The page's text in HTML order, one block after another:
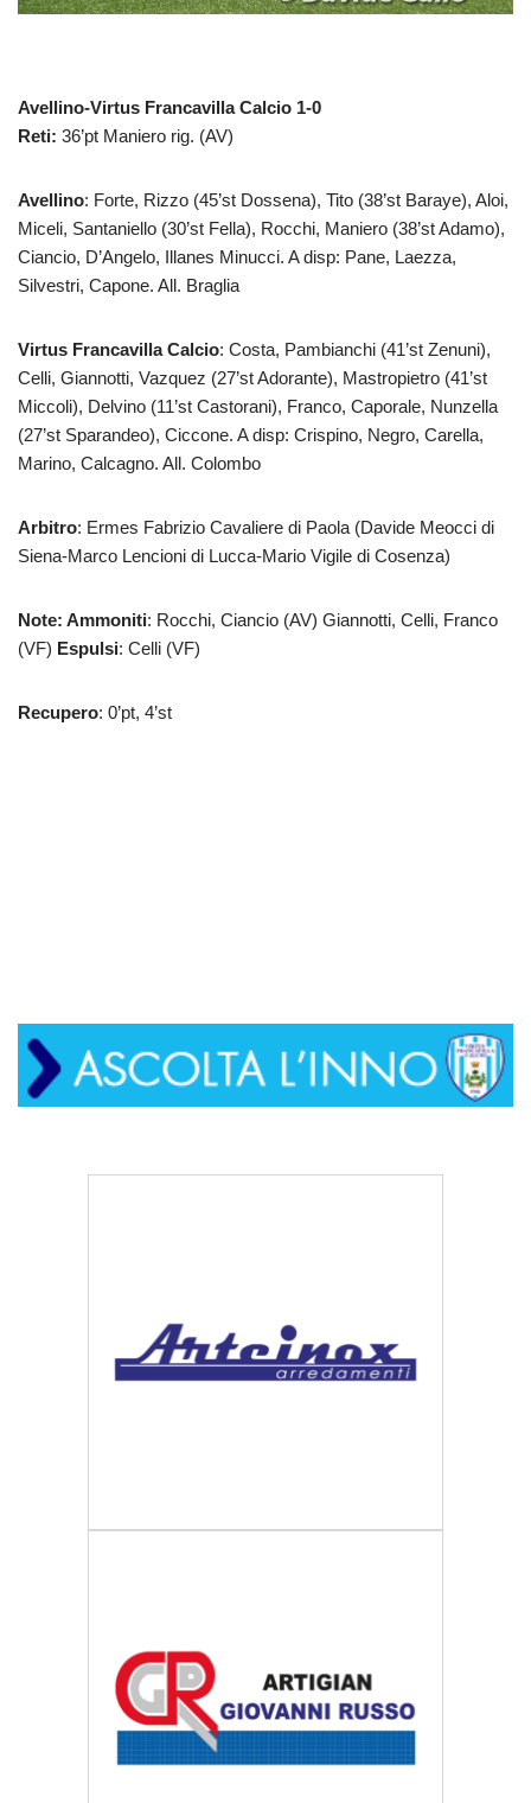
Avellino-Virtus Francavilla Calcio 1-0
Reti: 36’pt Maniero rig. (AV)
Avellino: Forte, Rizzo (45’st Dossena), Tito (38’st Baraye), Aloi,
Miceli, Santaniello (30’st Fella), Rocchi, Maniero (38’st Adamo),
Ciancio, D’Angelo, Illanes Minucci. A disp: Pane, Laezza,
Silvestri, Capone. All. Braglia
Virtus Francavilla Calcio: Costa, Pambianchi (41’st Zenuni),
Celli, Giannotti, Vazquez (27’st Adorante), Mastropietro (41’st
Miccoli), Delvino (11’st Castorani), Franco, Caporale, Nunzella
(27’st Sparandeo), Ciccone. A disp: Crispino, Negro, Carella,
Marino, Calcagno. All. Colombo
Arbitro: Ermes Fabrizio Cavaliere di Paola (Davide Meocci di
Siena-Marco Lencioni di Lucca-Mario Vigile di Cosenza)
Note: Ammoniti: Rocchi, Ciancio (AV) Giannotti, Celli, Franco
(VF) Espulsi: Celli (VF)
Recupero: 0’pt, 4’st